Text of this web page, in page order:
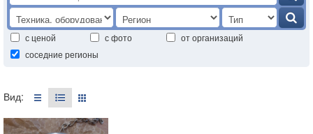
с ценой с фото
от организаций
соседние регионы
Вид: